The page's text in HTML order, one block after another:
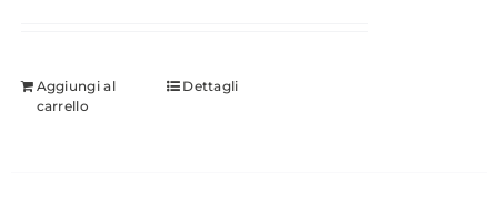
Aggiungi al
carrello
Dettagli